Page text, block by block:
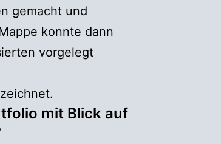
gemacht und
konnte dann
vorgelegt
mit Blick auf